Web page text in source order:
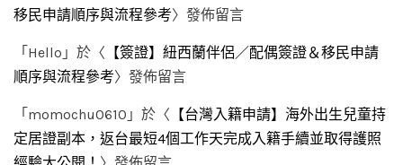
移民申請順序與流程參考〉發佈留言
「 Hello 」於〈 【簽證】紐西蘭伴侶／配偶簽證＆移民申請
順序與流程參考〉發佈留言
「 momochu0610 」於〈 【台灣入籍申請】海外出生兒童持
定居證副本，返台最短4個工作天完成入籍手續並取得護照